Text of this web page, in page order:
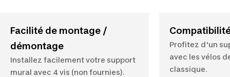
Facilité de montage /
démontage
Installez facilement votre support
mural avec 4 vis (non fournies).
Profitez d'un
avec les vélos
classique.